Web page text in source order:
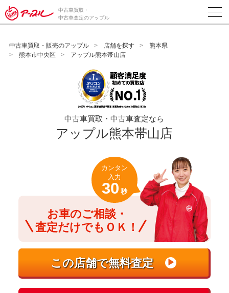
/*ABテスト_新規査定フォームの為のCVボタン*/
中古車買取・
中古車査定のアップル
中古車買取・販売のアップル 店舗を探す
熊本県
熊本市中央区
アップル熊本帯山店
中古車買取・中古車査定なら
アップル熊本帯山店
お車のご相談・
査定だけでもＯＫ！
カンタン
入力
30 秒